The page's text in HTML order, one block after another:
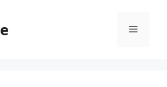
Menu